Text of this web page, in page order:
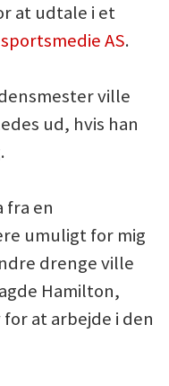
at udtale i et
AS.
ville
ud, hvis han
fra en
umuligt for mig
drenge ville
Hamilton,
at arbejde i den